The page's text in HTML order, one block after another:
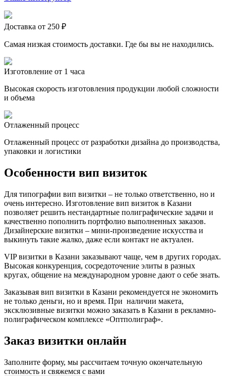
Доставка от 250 ₽
Самая низкая стоимость доставки. Где бы вы не находились.
Изготовление от 1 часа
Высокая скорость изготовления продукции любой сложности
и объема
Отлаженный процесс
Отлаженный процесс от разработки дизайна до производства,
упаковки и логистики
Особенности вип визиток
Для типографии вип визитки – не только ответственно, но и
очень интересно. Изготовление вип визиток в Казани
позволяет решить нестандартные полиграфические задачи и
качественно пополнить портфолио выполненных заказов.
Дизайнерские визитки – мини-произведение искусства и
выкинуть такие жалко, даже если контакт не актуален.
VIP визитки в Казани заказывают чаще, чем в других городах.
Высокая конкуренция, сосредоточение элиты в разных
кругах, общение на международном уровне дают о себе знать.
Заказывая вип визитки в Казани рекомендуется не экономить
не только деньги, но и время. При наличии макета,
эксклюзивные визитки можно заказать в Казани в рекламно-
полиграфическом комплексе «Оптполиграф».
Заказ визитки онлайн
Заполните форму, мы рассчитаем точную окончательную
стоимость и свяжемся с вами